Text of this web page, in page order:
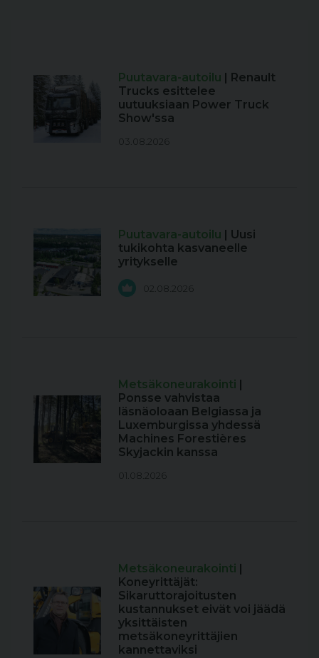
Puutavara-autoilu
| Renault
Trucks esittelee
uutuuksiaan Power Truck
Show'ssa
03.08.2026
Puutavara-autoilu
| Uusi
tukikohta kasvaneelle
yritykselle
02.08.2026
Metsäkoneurakointi
Ponsse vahvistaa
läsnäoloaan Belgiassa ja
Luxemburgissa yhdessä
Machines Forestières
Skyjackin kanssa
01.08.2026
Metsäkoneurakointi
Koneyrittäjät:
Sikaruttorajoitusten
kustannukset eivät voi jäädä
yksittäisten
metsäkoneyrittäjien
kannettaviksi